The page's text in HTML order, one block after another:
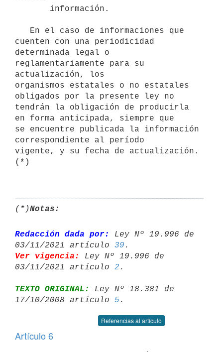
cuenten con una periodicidad
determinada legal o
reglamentariamente para su
actualización, los
organismos estatales o no estatales
obligados por la presente ley no
tendrán la obligación de producirla
en forma anticipada, siempre que
se encuentre publicada la información
correspondiente al período
vigente, y su fecha de actualización.
(*)
(*)Notas:
Redacción dada por:
Ley Nº 19.996 de
03/11/2021 artículo 39
Ver vigencia:
Ley Nº 19.996 de
03/11/2021 artículo 2
TEXTO ORIGINAL:
Ley Nº 18.381 de
17/10/2008 artículo 5
Referencias al artículo
Artículo 6